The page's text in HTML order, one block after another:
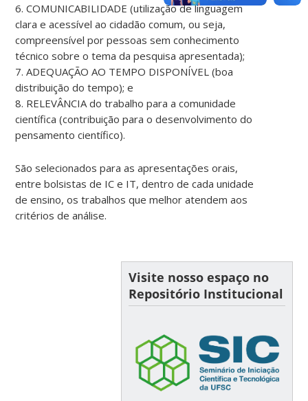
6. COMUNICABILIDADE (utilização de linguagem
clara e acessível ao cidadão comum, ou seja,
compreensível por pessoas sem conhecimento
técnico sobre o tema da pesquisa apresentada);
7. ADEQUAÇÃO AO TEMPO DISPONÍVEL (boa
distribuição do tempo); e
8. RELEVÂNCIA do trabalho para a comunidade
científica (contribuição para o desenvolvimento do
pensamento científico).
São selecionados para as apresentações orais,
entre bolsistas de IC e IT, dentro de cada unidade
de ensino, os trabalhos que melhor atendem aos
critérios de análise.
Visite nosso espaço no
Repositório Institucional